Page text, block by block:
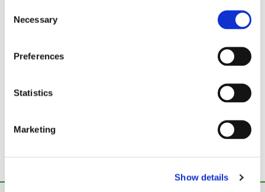
Selection
Necessary
Preferences
Statistics
Marketing
Show details